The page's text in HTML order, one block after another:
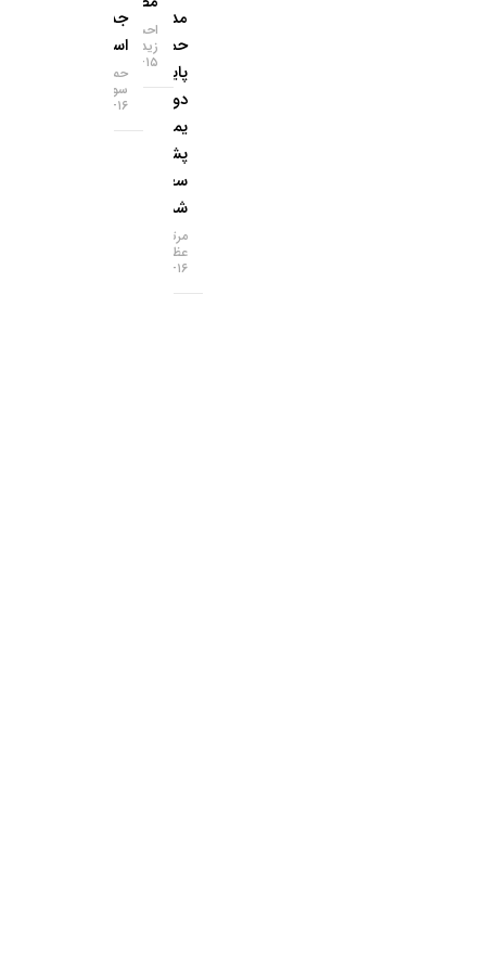
مدعی
حمله به
پایگاه
دولت
یمن با
پشتیبانی
سعودی
شدند
مرتضی
عظیمی
۱۶-۰۵-۱۴۰۵
احسان
زیدآبادی
۱۵-۰۵-۱۴۰۵
جدید
است؟
حمید
سودمند
۱۶-۰۵-۱۴۰۵